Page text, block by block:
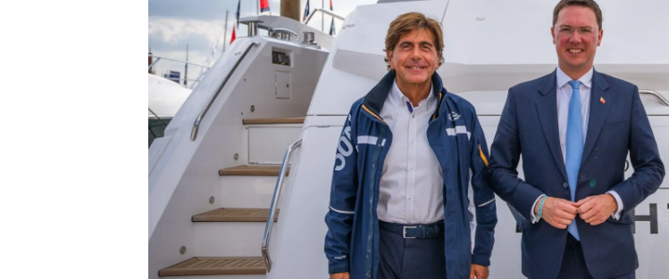
Contact
Préférences De Cookies
LA CHARTE SUR
L'ESCLAVAGE MODERNE
TERMES ET CONDITIONS
POLITIQUE DE COOKIES
RECRUTEMENT